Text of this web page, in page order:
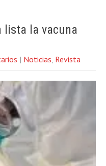
lista la vacuna
| Noticias, Revista